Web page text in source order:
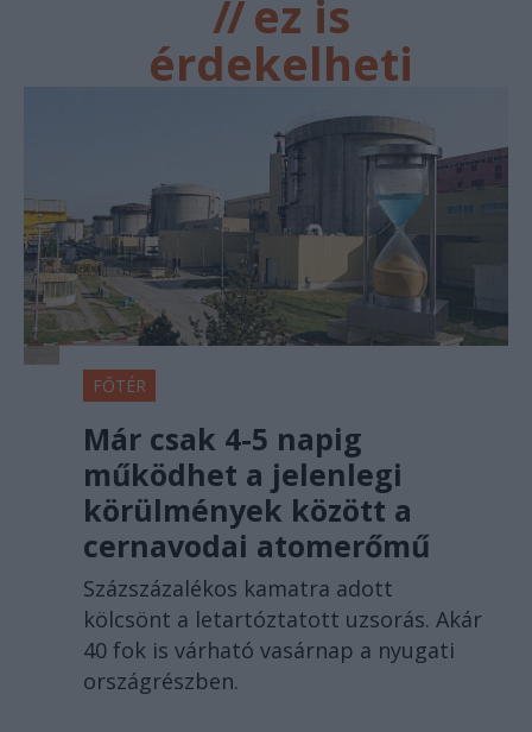
//ez is
érdekelheti
FŐTÉR
Már csak 4-5 napig
működhet a jelenlegi
körülmények között a
cernavodai atomerőmű
Százszázalékos kamatra adott
kölcsönt a letartóztatott uzsorás. Akár
40 fok is várható vasárnap a nyugati
országrészben.